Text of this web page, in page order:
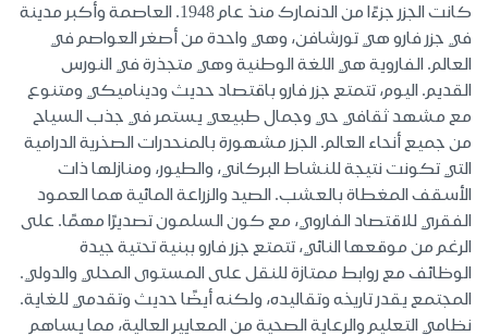
كانت الجزر جزءًا من الدنمارك منذ عام 1948. العاصمة وأكبر مدينة
في جزر فارو هي تورشافن، وهي واحدة من أصغر العواصم في
العالم. الفاروية هي اللغة الوطنية وهي متجذرة في النورس
القديم. اليوم، تتمتع جزر فارو باقتصاد حديث وديناميكي ومتنوع
مع مشهد ثقافي حي وجمال طبيعي يستمر في جذب السياح
من جميع أنحاء العالم. الجزر مشهورة بالمنحدرات الصخرية الدرامية
التي تكونت نتيجة للنشاط البركاني، والطيور، ومنازلها ذات
الأسقف المغطاة بالعشب. الصيد والزراعة المائية هما العمود
الفقري للاقتصاد الفاروي، مع كون السلمون تصديرًا مهمًا. على
الرغم من موقعها النائي، تتمتع جزر فارو ببنية تحتية جيدة
الوظائف مع روابط ممتازة للنقل على المستوى المحلي والدولي.
المجتمع يقدر تاريخه وتقاليده، ولكنه أيضًا حديث وتقدمي للغاية.
نظامي التعليم والرعاية الصحية من المعايير العالية، مما يساهم